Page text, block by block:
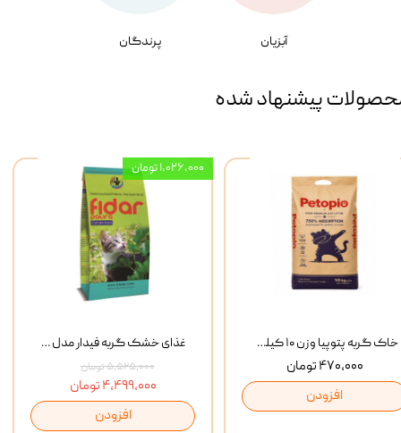
آبزیان پرندگان
پیشنهاد شده
غذای خشک گربه فیدار مدل Adult وزن 10 کیلوگرم
۵,۵۲۵,۰۰۰ تومان
۴,۴۹۹,۰۰۰ تومان
افزودن
۱,۰۲۶,۰۰۰ تومان
خاک گربه پتوپیا وزن ۱۰ کیلوگرم
۴۷۰,۰۰۰ تومان
افزودن